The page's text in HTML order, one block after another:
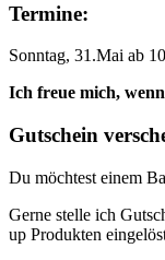
Termine:
Sonntag, 31.Mai ab
Ich freue mich,
Gutschein
Du möchtest einem
Gerne stelle ich
up Produkten